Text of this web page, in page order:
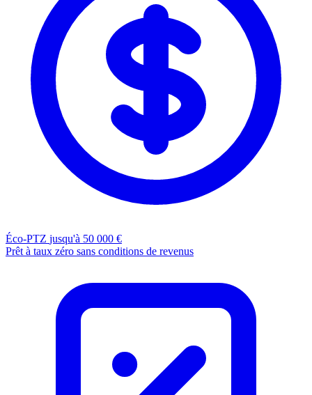
Éco-PTZ jusqu'à 50 000 €
Prêt à taux zéro sans conditions de revenus